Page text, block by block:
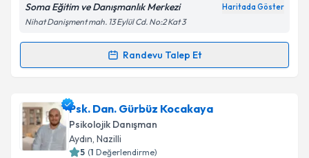
Kişisel verilerimin işlenmesine ilişkin
Aydınlatma
Metni'ni okudum ve kişisel verilerimin belirtilen
kapsamda işlenmesini kabul ediyorum.
Soma Eğitim ve Danışmanlık Merkezi Haritada Göster
Nihat Danişment mah. 13 Eylül Cd. No:2 Kat 3
Randevu Talep Et
Randevu Takvimi Talebi
Psk. Dan. Derya Yangılkayaiçin randevu takvimi
talebi oluşturun. Size bu uzmandan randevu almanız
için bir takvim hazırlandığında e-posta ile
bilgilendireceğiz.
Psk. Dan. Gürbüz Kocakaya
Psikolojik Danışman
Aydın, Nazilli
5 (1 Değerlendirme)